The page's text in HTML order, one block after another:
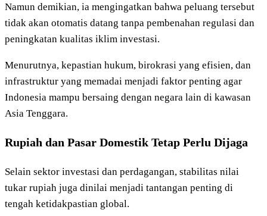
Namun demikian, ia mengingatkan bahwa peluang tersebut
tidak akan otomatis datang tanpa pembenahan regulasi dan
peningkatan kualitas iklim investasi.
Menurutnya, kepastian hukum, birokrasi yang efisien, dan
infrastruktur yang memadai menjadi faktor penting agar
Indonesia mampu bersaing dengan negara lain di kawasan
Asia Tenggara.
Rupiah dan Pasar Domestik Tetap Perlu Dijaga
Selain sektor investasi dan perdagangan, stabilitas nilai
tukar rupiah juga dinilai menjadi tantangan penting di
tengah ketidakpastian global.